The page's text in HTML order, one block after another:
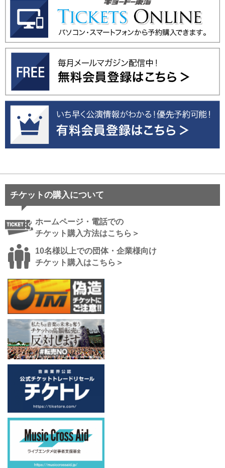
チケットの購入について
ホームページ・電話での
チケット購入方法はこちら＞
10名様以上での団体・企業様向け
チケット購入はこちら＞